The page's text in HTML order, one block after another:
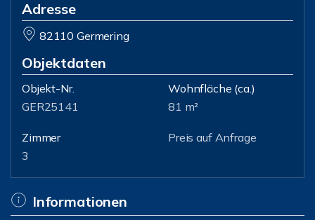
Adresse
82110 Germering
Objektdaten
Objekt-Nr.
GER25141
Wohnfläche (ca.)
81 m²
Zimmer
3
Preis auf Anfrage
Informationen